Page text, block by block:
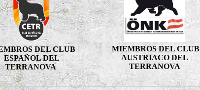
DEL CLUB
ESPAÑOL DEL
TERRANOVA
MIEMBROS DEL CLUB
AUSTRIACO DEL
TERRANOVA